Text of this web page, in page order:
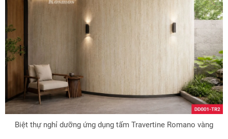
Biệt thự nghỉ dưỡng ứng dụng tấm Travertine Romano vàng